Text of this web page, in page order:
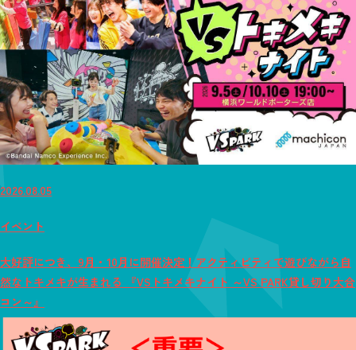
2026.08.05
イベント
大好評につき、9月・10月に開催決定！アクティビティで遊びながら自
然なトキメキが生まれる 『VSトキメキナイト ～VS PARK貸し切り大合
コン～』